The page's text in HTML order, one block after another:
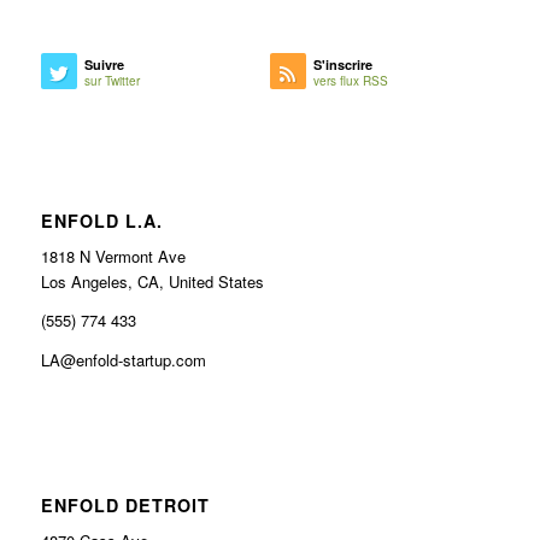
Suivre
sur Twitter
S'inscrire
vers flux RSS
ENFOLD L.A.
1818 N Vermont Ave
Los Angeles, CA, United States
(555) 774 433
LA@enfold-startup.com
ENFOLD DETROIT